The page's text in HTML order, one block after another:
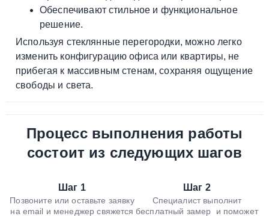
Обеспечивают стильное и функциональное
решение.
Используя стеклянные перегородки, можно легко
изменить конфигурацию офиса или квартиры, не
прибегая к массивным стенам, сохраняя ощущение
свободы и света.
Процесс выполнения работы
состоит из следующих шагов
Шаг 1
Позвоните или оставьте заявку
на email и менеджер свяжется
Шаг 2
Специалист выполнит
бесплатный замер и поможет